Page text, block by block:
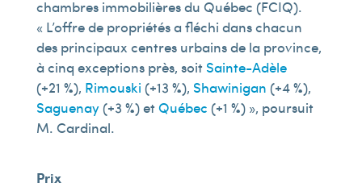
chambres immobilières du Québec (FCIQ).
« L’offre de propriétés a fléchi dans chacun
des principaux centres urbains de la province,
à cinq exceptions près, soit Sainte-Adèle
(+21 %), Rimouski (+13 %), Shawinigan (+4 %),
Saguenay(+3 %) et Québec (+1 %) », poursuit
M. Cardinal.
Prix